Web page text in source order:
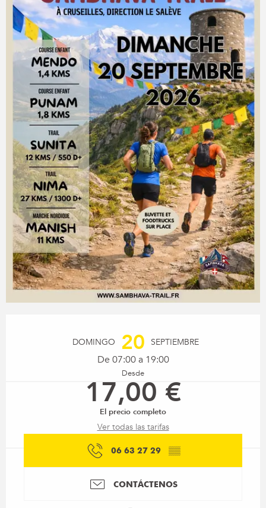
DOMINGO 20 SEPTIEMBRE
De 07:00 a 19:00
Desde
17,00 €
El precio completo
Ver todas las tarifas
06 63 27 29 ▒▒
CONTÁCTENOS